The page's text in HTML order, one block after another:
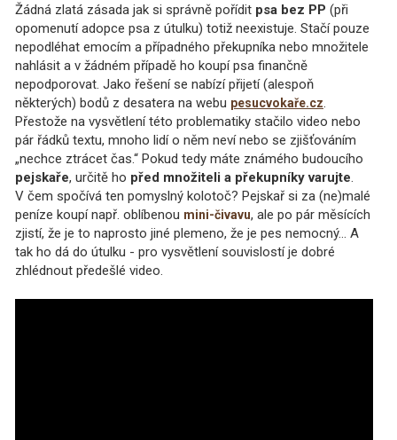
Žádná zlatá zásada jak si správně pořídit psa bez PP (při
opomenutí adopce psa z útulku) totiž neexistuje. Stačí pouze
nepodléhat emocím a případného překupníka nebo množitele
nahlásit a v žádném případě ho koupí psa finančně
nepodporovat. Jako řešení se nabízí přijetí (alespoň
některých) bodů z desatera na webu pesucvokaře.cz.
Přestože na vysvětlení této problematiky stačilo video nebo
pár řádků textu, mnoho lidí o něm neví nebo se zjišťováním
„nechce ztrácet čas.“ Pokud tedy máte známého budoucího
pejskaře, určitě ho před množiteli a překupníky varujte.
V čem spočívá ten pomyslný kolotoč? Pejskař si za (ne)malé
peníze koupí např. oblíbenou mini-čivavu, ale po pár měsících
zjistí, že je to naprosto jiné plemeno, že je pes nemocný... A
tak ho dá do útulku - pro vysvětlení souvislostí je dobré
zhlédnout předešlé video.